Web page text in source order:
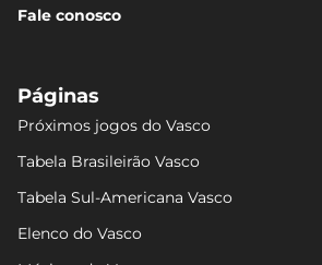
Fale conosco
Páginas
Próximos jogos do Vasco
Tabela Brasileirão Vasco
Tabela Sul-Americana Vasco
Elenco do Vasco